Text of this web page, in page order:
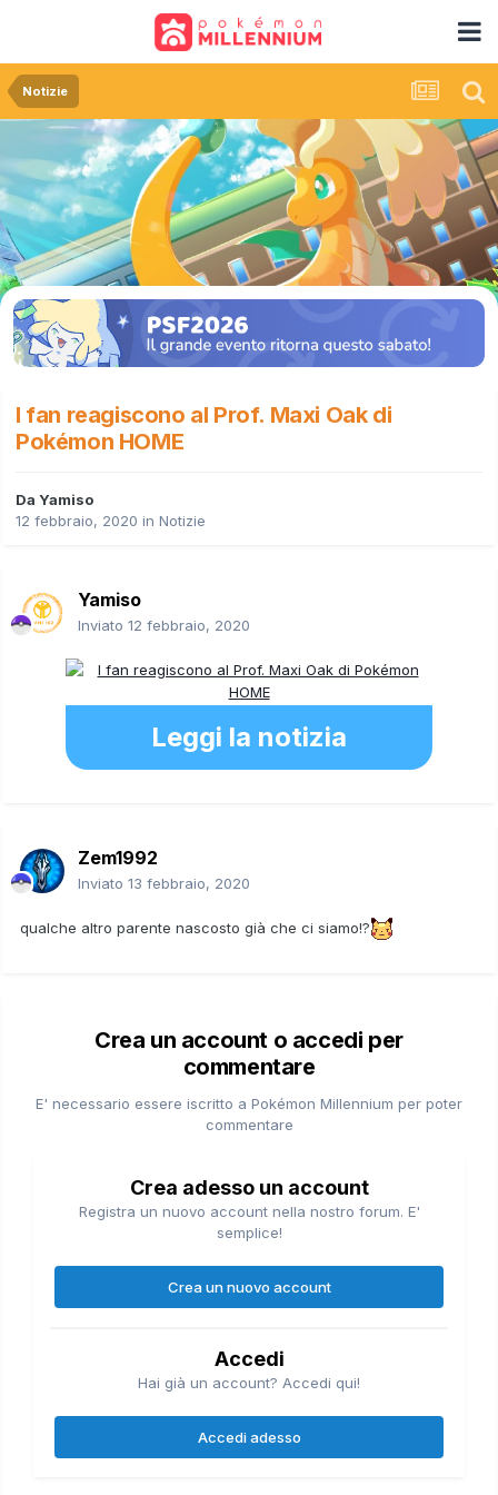
Notizie
I fan reagiscono al Prof. Maxi Oak di
Pokémon HOME
Da Yamiso
12 febbraio, 2020 in Notizie
Yamiso
Inviato 12 febbraio, 2020
Leggi la notizia
Zem1992
Inviato 13 febbraio, 2020
qualche altro parente nascosto già che ci siamo!?
Crea un account o accedi per
commentare
E' necessario essere iscritto a Pokémon Millennium per poter
commentare
Crea adesso un account
Registra un nuovo account nella nostro forum. E'
semplice!
Crea un nuovo account
Accedi
Hai già un account? Accedi qui!
Accedi adesso